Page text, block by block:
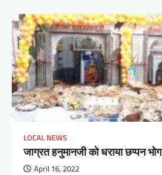
LOCAL NEWS
जाग्रत हनुमानजी को धराया छप्पन भोग
April 16, 2022